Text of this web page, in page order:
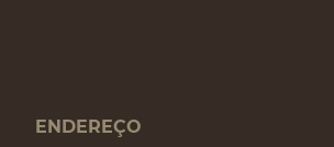
ENDEREÇO